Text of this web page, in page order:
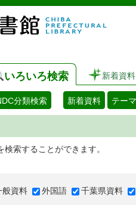
いろいろ検索 新着資料
分類検索 新着資料 テー
索することができます。
般資料 外国語 千葉県資料